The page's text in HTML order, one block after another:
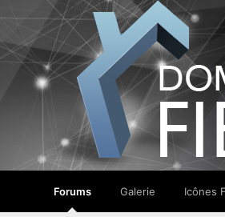
Forums Galerie Icônes